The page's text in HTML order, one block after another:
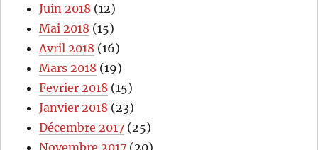
Juin 2018 (12)
Mai 2018 (15)
Avril 2018 (16)
Mars 2018 (19)
Fevrier 2018 (15)
Janvier 2018 (23)
Décembre 2017 (25)
Novembre 2017 (20)